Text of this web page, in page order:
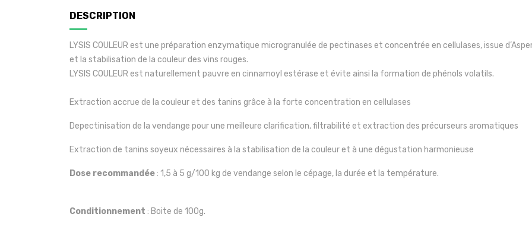
DESCRIPTION
LYSIS COULEUR est une préparation enzymatique microgranulée de pectinases et concentrée en cellulases, issue
et la stabilisation de la couleur des vins rouges.
LYSIS COULEUR est naturellement pauvre en cinnamoyl estérase et évite ainsi la formation de phénols volatils.
Extraction accrue de la couleur et des tanins grâce à la forte concentration en cellulases
Depectinisation de la vendange pour une meilleure clarification, filtrabilité et extraction des précurseurs aromatiques
Extraction de tanins soyeux nécessaires à la stabilisation de la couleur et à une dégustation harmonieuse
Dose recommandée: 1,5 à 5 g/100 kg de vendange selon le cépage, la durée et la température.
Conditionnement : Boite de 100g.